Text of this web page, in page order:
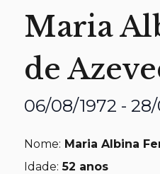
Maria
de
06/08/1972 -
Nome: Maria Albina
Idade: 52 anos